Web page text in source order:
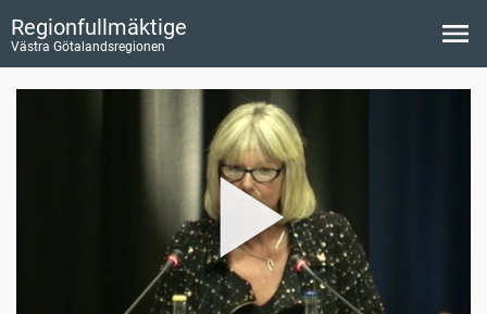
Regionfullmäktige
Västra Götalandsregionen